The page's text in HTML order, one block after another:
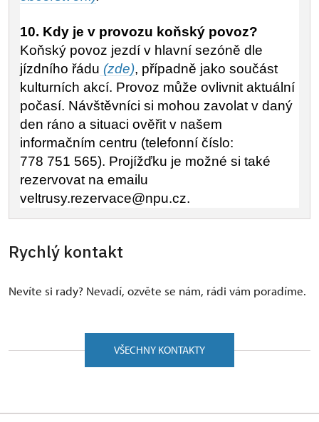
10. Kdy je v provozu koňský povoz?
Koňský povoz jezdí v hlavní sezóně dle
jízdního řádu (zde), případně jako součást
kulturních akcí. Provoz může ovlivnit aktuální
počasí. Návštěvníci si mohou zavolat v daný
den ráno a situaci ověřit v našem
informačním centru (telefonní číslo:
778 751 565). Projížďku je možné si také
rezervovat na emailu
veltrusy.rezervace@npu.cz.
Rychlý kontakt
Nevíte si rady? Nevadí, ozvěte se nám, rádi vám poradíme.
VŠECHNY KONTAKTY